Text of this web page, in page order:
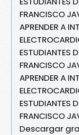
FRANCISCO
APRENDER A
ESTUDIANTES
FRANCISCO
APRENDER A
ESTUDIANTES
FRANCISCO
Descargar